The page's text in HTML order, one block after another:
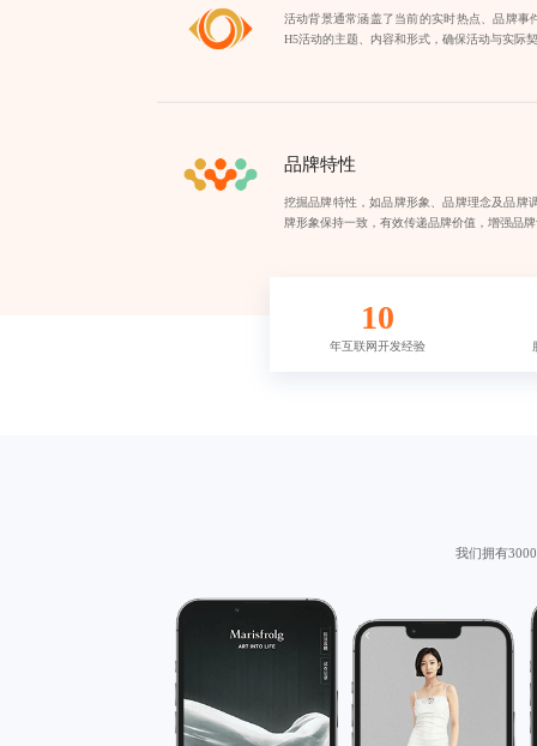
活动背景通常涵盖了当前的实时热点、品牌事
H5活动的主题、内容和形式，确保活动与实际
品牌特性
挖掘品牌特性，如品牌形象、品牌理念及品牌
牌形象保持一致，有效传递品牌价值，增强品
10
年互联网开发经验
我们拥有